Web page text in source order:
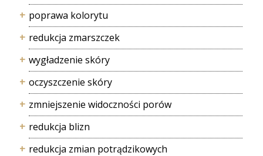
poprawa kolorytu
redukcja zmarszczek
wygładzenie skóry
oczyszczenie skóry
zmniejszenie widoczności porów
redukcja blizn
redukcja zmian potrądzikowych